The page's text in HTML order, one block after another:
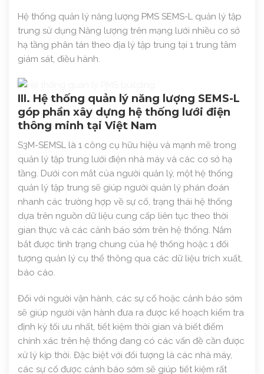
Hệ thống quản lý năng lượng PMS SEMS-L quản lý tập
trung sử dụng Năng lượng trên mạng lưới nhiều cơ sở
hạ tầng phân tán theo địa lý tập trung tại 1 trung tâm
giám sát, điều hành.
III. Hệ thống quản lý năng lượng SEMS-L
góp phần xây dựng hệ thống lưới điện
thông minh tại Việt Nam
S3M-SEMSL là 1 công cụ hữu hiệu và mạnh mẽ trong
quản lý tập trung lưới điện nhà máy và các cơ sở hạ
tầng. Dưới con mắt của người quản lý, một hệ thống
quản lý tập trung sẽ giúp người quản lý phán đoán
nhanh các trường hợp về sự cố, trạng thái hệ thống
dựa trên nguồn dữ liệu cung cấp liên tục theo thời
gian thực và các cảnh báo sớm trên hệ thống. Nắm
bắt được tình trạng chung của hệ thống hoặc 1 đối
tượng quản lý cụ thể thông qua các dữ liệu trích xuất,
báo cáo.
Đối với người vận hành, các sự cố hoặc cảnh báo sớm
sẽ giúp người vận hành đưa ra được kế hoạch kiểm tra
định kỳ tối ưu nhất, tiết kiệm thời gian và biết điểm
chính xác trên hệ thống đang có các vấn đề cần được
xử lý kịp thời. Đặc biệt với đối tượng là các nhà máy,
các sự cố được cảnh báo sớm sẽ giúp tiết kiệm rất